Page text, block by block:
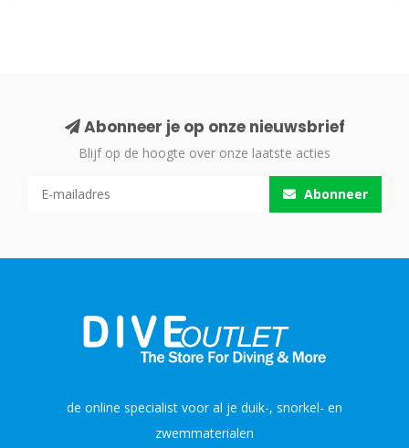
Abonneer je op onze nieuwsbrief
Blijf op de hoogte over onze laatste acties
Abonneer
de online specialist voor al je duik-, snorkel- en
zwemmaterialen